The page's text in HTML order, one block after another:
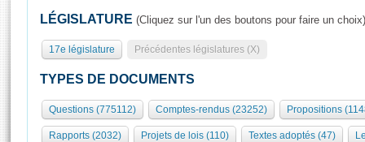
Présidence
577 députés
Groupes politiques
Séance publique
Commissions et autres organes
Europe et International
Rôle et pouvoirs de l'Assemblée
Organisation de l'Assemblée
Présidence Conférence des Présidents Bureau Collège des
Visiter l'Assemblée
Visite virtuelle du palais Bourbon
Assister à une séance
LÉGISLATURE (Cliquez sur l'un des boutons pour faire un choix)
17e législature Précédentes législatures (X)
TYPES DE DOCUMENTS
Questions (775112) Comptes-rendus (23252) Propositions
Rapports (2032) Projets de lois (110) Textes adoptés (47)